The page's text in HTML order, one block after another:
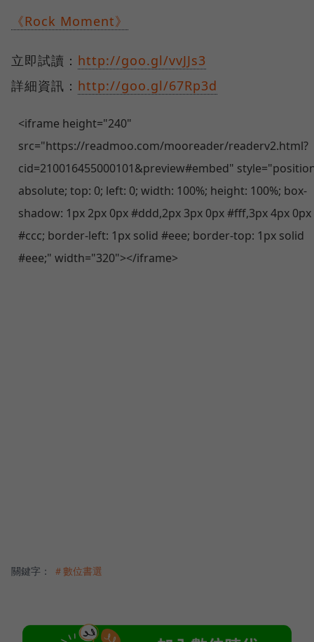
《Rock Moment》
立即試讀： http://goo.gl/vvJJs3
詳細資訊： http://goo.gl/67Rp3d
<iframe height="240"
src="https://readmoo.com/mooreader/readerv2.html?
cid=210016455000101&preview#embed"
absolute; top: 0; left: 0; width: 100%; height: 100%; box-
shadow: 1px 2px 0px #ddd,2px 3px 0px #fff,3px 4px 0px
#ccc; border-left: 1px solid #eee; border-top: 1px solid
#eee;" width="320"></iframe>
關鍵字： ＃數位書選